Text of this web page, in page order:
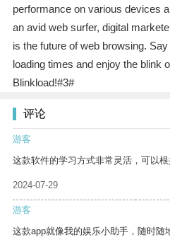
performance on various devices
an avid web surfer, digital
is the future of web browsing.
loading times and enjoy the blink
Blinkload!#3#
评论
游客
这款软件的学习方式非常灵活，可以根
2024-07-29
游客
这款app就像我的娱乐小助手，随时随